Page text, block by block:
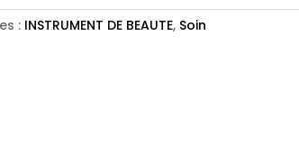
: INSTRUMENT DE BEAUTE, Soin